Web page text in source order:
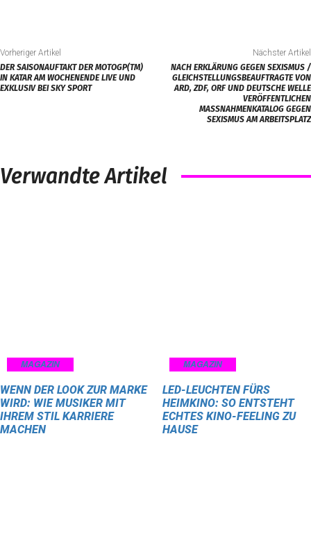
Vorheriger Artikel
DER SAISONAUFTAKT DER MOTOGP(TM)
IN KATAR AM WOCHENENDE LIVE UND
EXKLUSIV BEI SKY SPORT
Nächster Artikel
NACH ERKLÄRUNG GEGEN SEXISMUS /
GLEICHSTELLUNGSBEAUFTRAGTE VON
ARD, ZDF, ORF UND DEUTSCHE WELLE
VERÖFFENTLICHEN
MASSNAHMENKATALOG GEGEN S
EXISMUS AM ARBEITSPLATZ
Verwandte Artikel
MAGAZIN
WENN DER LOOK ZUR MARKE
WIRD: WIE MUSIKER MIT
IHREM STIL KARRIERE
MACHEN
MAGAZIN
LED-LEUCHTEN FÜRS
HEIMKINO: SO ENTSTEHT
ECHTES KINO-FEELING ZU
HAUSE